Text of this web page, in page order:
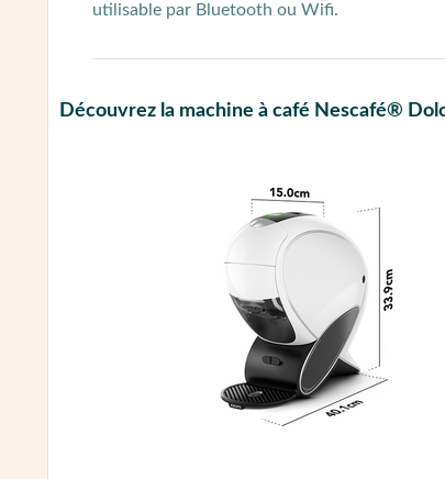
utilisable par Bluetooth ou Wifi.
Découvrez la machine à café Nescafé®